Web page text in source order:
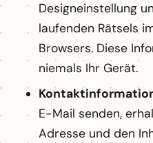
Designeinstellung
laufenden Rätsels
Browsers. Diese
niemals Ihr Gerät.
E-Mail senden,
Adresse und den